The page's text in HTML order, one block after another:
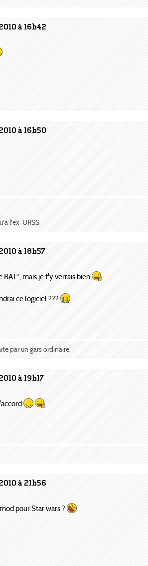
à 16h42
à 16h50
l'ex-URSS
à 18h57
mais je t'y verrais bien
ce logiciel ???
par un gars ordinaire.
à 19h17
à 21h56
pour Star wars ?